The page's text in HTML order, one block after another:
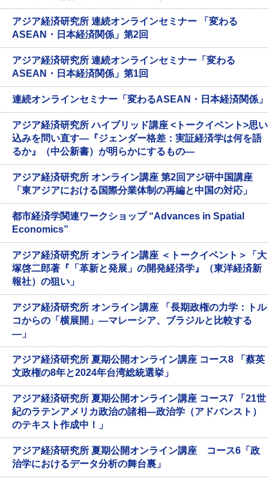
アジア経済研究所 連続オンラインセミナー 「変わる
ASEAN・日本経済関係」第2回
アジア経済研究所 連続オンラインセミナー「変わる
ASEAN・日本経済関係」第1回
連続オンラインセミナー「変わるASEAN・日本経済関係」
アジア経済研究所 ハイブリッド講座 <トークイベント>思い
込みを問い直す―『ジェンダー格差：実証経済学は何を語
るか』（中公新書）が明らかにするもの―
アジア経済研究所 オンライン講座 第2回アジ研中国講座
「東アジアにおける国際分業体制の再編と中国の対応」
都市経済学関連ワークショップ “Advances in Spatial
Economics”
アジア経済研究所 オンライン講座 ＜トークイベント＞「大
塚啓二郎著『「革新と発展」の開発経済学』（東洋経済新
報社）の狙い」
アジア経済研究所 オンライン講座 「長期政権の力学：トル
コからの「横展開」―マレーシア、ブラジルと比較する
―」
アジア経済研究所 夏期公開オンライン講座 コース8 「蔡英
文政権の8年と2024年台湾総統選挙」
アジア経済研究所 夏期公開オンライン講座 コース7 「21世
紀のラテンアメリカ政治の諸相―政治学（アドバンスト）
のテキスト作成中！」
アジア経済研究所 夏期公開オンライン講座 コース6「政
治学におけるデータ分析の舞台裏」